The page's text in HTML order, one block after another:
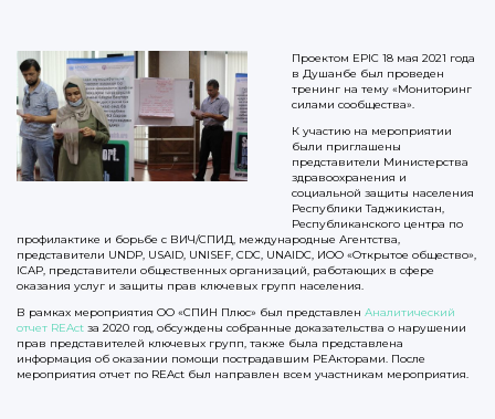
Проектом EPIC 18 мая 2021 года
в Душанбе был проведен
тренинг на тему «Мониторинг
силами сообщества».
К участию на мероприятии
были приглашены
представители Министерства
здравоохранения и
социальной защиты населения
Республики Таджикистан,
Республиканского центра по
профилактике и борьбе с ВИЧ/СПИД, международные Агентства,
представители UNDP, USAID, UNISEF, CDC, UNAIDC, ИОО «Открытое общество»,
ICAP, представители общественных организаций, работающих в сфере
оказания услуг и защиты прав ключевых групп населения.
В рамках мероприятия ОО «СПИН Плюс» был представлен Аналитический
отчет REAct за 2020 год, обсуждены собранные доказательства о нарушении
прав представителей ключевых групп, также была представлена
информация об оказании помощи пострадавшим РЕАкторами. После
мероприятия отчет по REAсt был направлен всем участникам мероприятия.